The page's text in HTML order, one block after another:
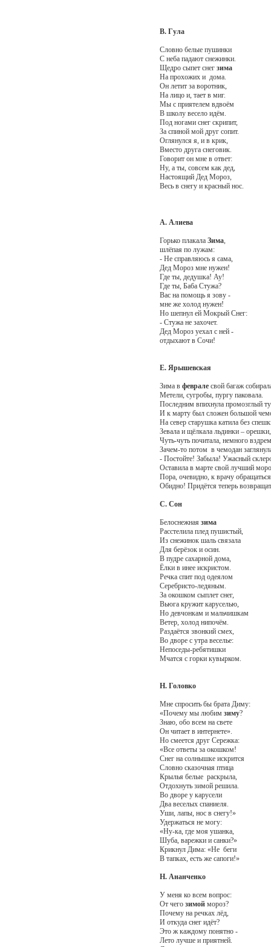
В. Гула
Словно белые пушинки
С неба падают снежинки.
Щедро сыпет снег зима
На прохожих и дома.
Он летит за воротник,
На лицо и, тает в миг.
Мы с приятелем вдвоём
В школу весело идём.
Под ногами снег скрипит,
За спиной мой друг сопит.
Оглянулся я, и в крик,
Вместо друга снеговик.
Говорит он мне в ответ:
Ну, а ты, совсем как дед,
Настоящий Дед Мороз,
Весь в снегу и красный нос.
А. Алиева
Горько плакала Зима,
шлёпая по лужам:
- Не справляюсь я сама,
Дед Мороз мне нужен!
Где ты, дедушка! Ау!
Где ты, Баба Стужа?
Вас на помощь я зову -
мне же холод нужен!
Но шепнул ей Мокрый Снег:
- Стужа не захочет.
Дед Мороз уехал с ней -
отдыхают в Сочи!
Е. Ярышевская
Зима в февралесвой багаж
Метели, сугробы, пургу паковала.
Последним впихнула промозглый
И к марту был сложен большой
На север старушка катила без
Зевала и щёлкала льдинки – орешки,
Чуть-чуть почитала, немного
Зачем-то потом в чемодан
- Постойте! Забыла! Ужасный
Оставила в марте свой лучший
Пора, очевидно, к врачу
Обидно! Придётся теперь
С. Сон
Белоснежная зима
Расстелила плед пушистый,
Из снежинок шаль связала
Для берёзок и осин.
В пудре сахарной дома,
Ёлки в инее искристом.
Речка спит под одеялом
Серебристо-ледяным.
За окошком сыплет снег,
Вьюга кружит каруселью,
Но девчонкам и мальчишкам
Ветер, холод нипочём.
Раздаётся звонкий смех,
Во дворе с утра веселье:
Непоседы-ребятишки
Мчатся с горки кувырком.
Н. Головко
Мне спросить бы брата Диму:
«Почему мы любим зиму?
Знаю, обо всем на свете
Он читает в интернете».
Но смеется друг Сережка:
«Все ответы за окошком!
Снег на солнышке искрится
Словно сказочная птица
Крылья белые раскрыла,
Отдохнуть зимой решила.
Во дворе у карусели
Два веселых спаниеля.
Уши, лапы, нос в снегу!»
Удержаться не могу:
«Ну-ка, где моя ушанка,
Шуба, варежки и санки?»
Крикнул Дима: «Не беги
В тапках, есть же сапоги!»
Н. Ананченко
У меня ко всем вопрос:
От чего зимоймороз?
Почему на речках лёд,
И откуда снег идёт?
Это ж каждому понятно -
Лето лучше и приятней.